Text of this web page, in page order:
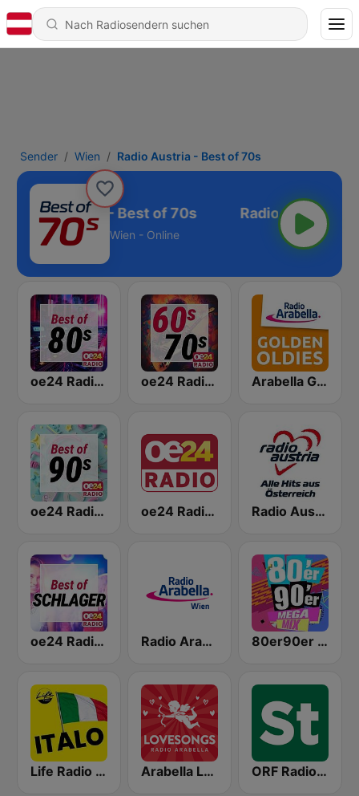
Sender Wien Radio Austria - Best of 70s
Radio Austria - Best of 70s
Wien - Online
oe24 Radio - Best of 80s oe24 Radio - Best of 60s & 70s Arabella Golden Oldies
oe24 Radio - Best of 90s oe24 Radio - LIVE Radio Austria
oe24 Radio - Best of Schlager Radio Arabella 80er90er MEGAMIX
Life Radio Tirol Italo Arabella Lovesongs ORF Radio Steiermark